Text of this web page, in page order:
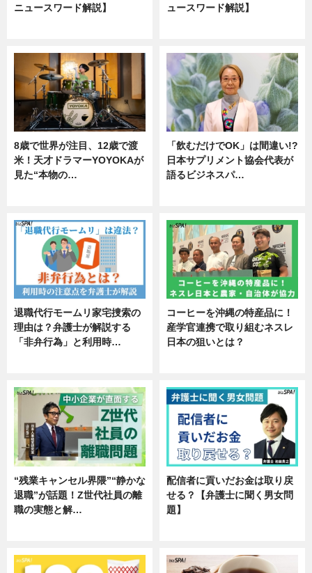
ニュースワード解説】
ュースワード解説】
8歳で世界が注目、12歳で渡
米！天才ドラマーYOYOKAが
見た“本物の…
「飲むだけでOK」は間違い!?
日本サプリメント協会代表が
語るビジネスパ…
退職代行モームリ家宅捜索の
理由は？弁護士が解説する
「非弁行為」と利用時…
コーヒーを沖縄の特産品に！
産学官連携で取り組むネスレ
日本の狙いとは？
“残業キャンセル界隈”“静かな
退職”が話題！Z世代社員の離
職の実態と解…
配信者に貢いだお金は取り戻
せる？【弁護士に聞く男女問
題】